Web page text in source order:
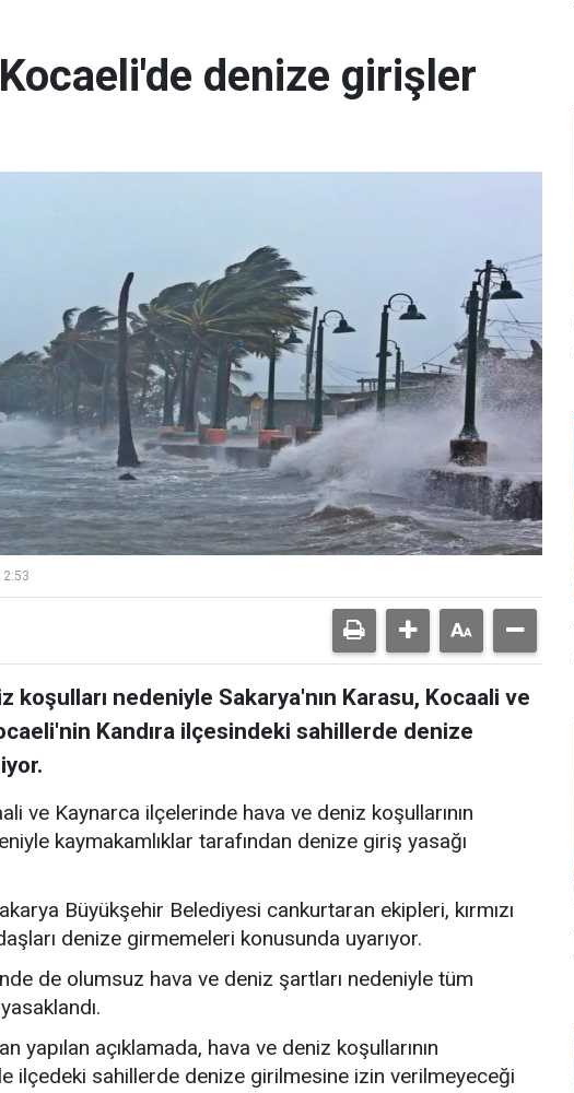
denize girişler
koşulları nedeniyle Sakarya'nın Karasu, Kocaali ve
Kandıra ilçesindeki sahillerde denize
ve Kaynarca ilçelerinde hava ve deniz koşullarının
kaymakamlıklar tarafından denize giriş yasağı
Büyükşehir Belediyesi cankurtaran ekipleri, kırmızı
denize girmemeleri konusunda uyarıyor.
de olumsuz hava ve deniz şartları nedeniyle tüm
yapılan açıklamada, hava ve deniz koşullarının
ilçedeki sahillerde denize girilmesine izin verilmeyeceği